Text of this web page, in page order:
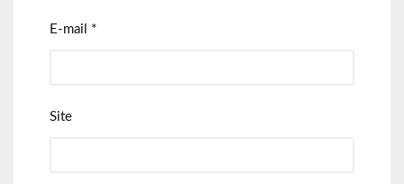
E-mail *
Site